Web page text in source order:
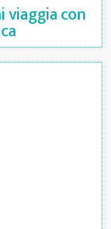
viaggia con